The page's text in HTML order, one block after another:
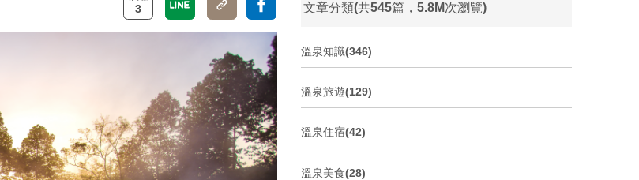
3 文章分類(共545篇，5.8M次瀏覽)
溫泉知識(346)
溫泉旅遊(129)
溫泉住宿(42)
溫泉美食(28)